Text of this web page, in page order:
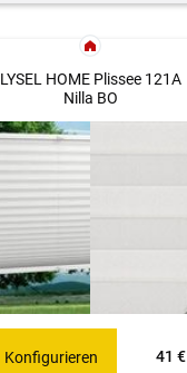
LYSEL HOME Plissee 121A
Nilla BO
41 €
Konfigurieren